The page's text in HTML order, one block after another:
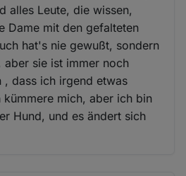
alles Leute, die wissen,
Dame mit den gefalteten
hat's nie gewußt, sondern
aber sie ist immer noch
, dass ich irgend etwas
kümmere mich, aber ich bin
Hund, und es ändert sich